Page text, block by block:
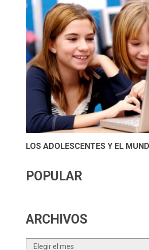
LOS ADOLESCENTES Y EL
POPULAR
ARCHIVOS
Archivos